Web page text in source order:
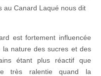
au Canard Laqué nous dit
est fortement influencée
nature des sucres et des
étant plus réactif que
très ralentie quand la